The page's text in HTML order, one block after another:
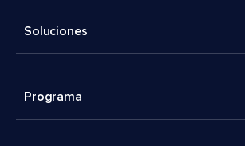
Soluciones
Programa